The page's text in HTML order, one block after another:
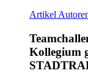
Artikel
Kollegium